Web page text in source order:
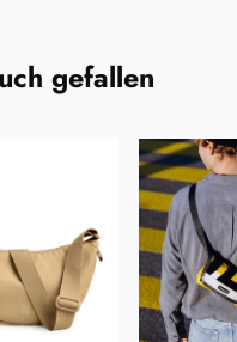
gefallen